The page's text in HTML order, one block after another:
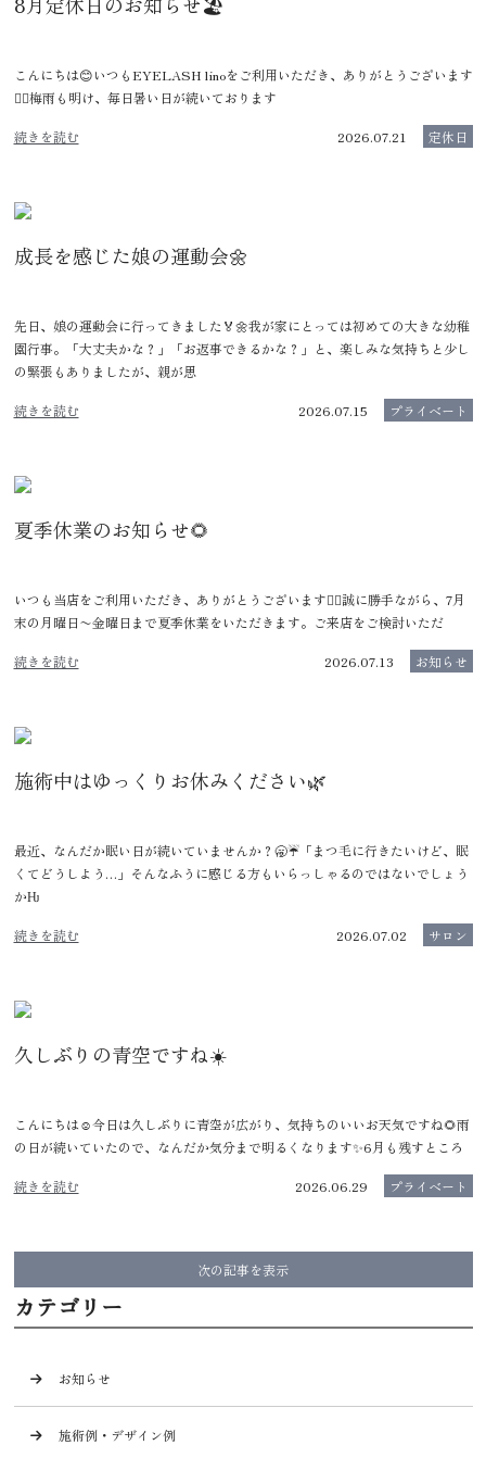
こんにちは😊いつもEYELASH linoをご利用いただき、ありがとうございます
🙂‍↕️梅雨も明け、毎日暑い日が続いております
続きを読む 2026.07.21 定休日
成長を感じた娘の運動会🌼
先日、娘の運動会に行ってきました🏅🌼我が家にとっては初めての大きな幼稚
園行事。「大丈夫かな？」「お返事できるかな？」と、楽しみな気持ちと少し
の緊張もありましたが、親が思
続きを読む 2026.07.15 プライベート
夏季休業のお知らせ🌻
いつも当店をご利用いただき、ありがとうございます🙂‍↕️誠に勝手ながら、7月
末の月曜日〜金曜日まで夏季休業をいただきます。ご来店をご検討いただ
続きを読む 2026.07.13 お知らせ
施術中はゆっくりお休みください🌿
最近、なんだか眠い日が続いていませんか？🥱☔️「まつ毛に行きたいけど、眠
くてどうしよう…」そんなふうに感じる方もいらっしゃるのではないでしょう
かǶ
続きを読む 2026.07.02 サロン
久しぶりの青空ですね☀️
こんにちは☺️今日は久しぶりに青空が広がり、気持ちのいいお天気ですね🌻雨
の日が続いていたので、なんだか気分まで明るくなります✨6月も残すところ
続きを読む 2026.06.29 プライベート
次の記事を表示
カテゴリー
お知らせ
施術例・デザイン例